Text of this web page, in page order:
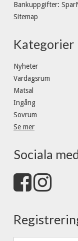
Bankuppgifter:
Sitemap
Kategorier
Nyheter
Vardagsrum
Matsal
Ingång
Sovrum
Se mer
Sociala